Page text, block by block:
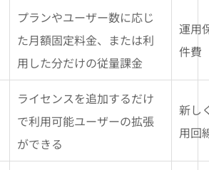
プランやユーザー数に応じ
た月額固定料金、または利
用した分だけの従量課金
運用
件費
ライセンスを追加するだけ
で利用可能ユーザーの拡張
ができる
新し
用回